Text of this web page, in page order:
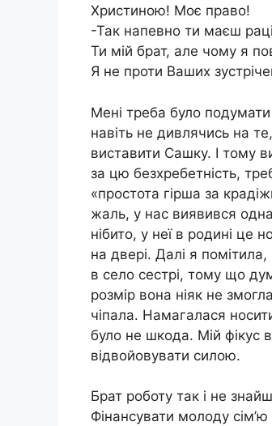
Христиною! Моє право!
-Так напевно ти маєш
Ти мій брат, але чому я
Я не проти Ваших
Мені треба було
навіть не дивлячись на
виставити Сашку. І тому
за цю безхребетність,
«простота гірша за
жаль, у нас виявився
нібито, у неї в родині це
на двері. Далі я
в село сестрі, тому що
розмір вона ніяк не
чіпала. Намагалася
було не шкода. Мій фікус
відвойовувати силою.
Брат роботу так і не
Фінансувати молоду